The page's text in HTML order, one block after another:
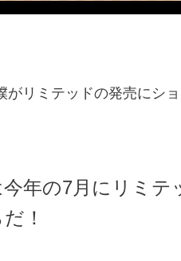
がリミテッドの発売にシ
年の7月にリミテ
！